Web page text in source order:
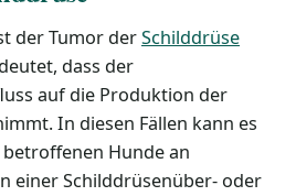
der Tumor derSchilddrüse
dass der
auf die Produktion der
In diesen Fällen kann es
Hunde an
einer Schilddrüsenüber- oder